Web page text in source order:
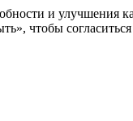
и улучшения
чтобы